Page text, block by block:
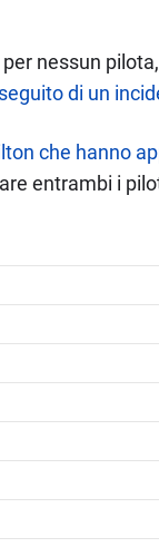
nessun
di un
che hanno
entrambi i